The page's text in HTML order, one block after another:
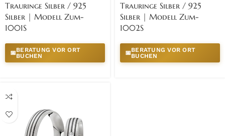
Trauringe Silber / 925
Silber | Modell Zum-
1001S
📅BERATUNG VOR ORT
BUCHEN
Trauringe Silber / 925
Silber | Modell Zum-
1002S
📅BERATUNG VOR ORT
BUCHEN